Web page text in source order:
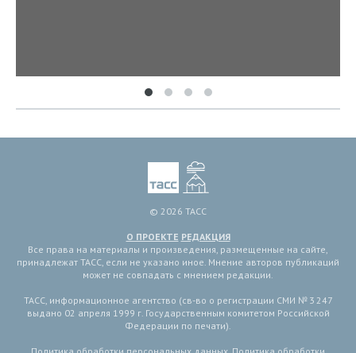
© 2026 ТАСС
О ПРОЕКТЕ РЕДАКЦИЯ
Все права на материалы и произведения, размещенные на сайте,
принадлежат ТАСС, если не указано иное. Мнение авторов публикаций
может не совпадать с мнением редакции.
ТАСС, информационное агентство (св-во о регистрации СМИ № 3 247
выдано 02 апреля 1999 г. Государственным комитетом Российской
Федерации по печати).